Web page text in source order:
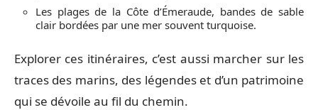
Les plages de la Côte d’Émeraude, bandes de sable
clair bordées par une mer souvent turquoise.
Explorer ces itinéraires, c’est aussi marcher sur les
traces des marins, des légendes et d’un patrimoine
qui se dévoile au fil du chemin.